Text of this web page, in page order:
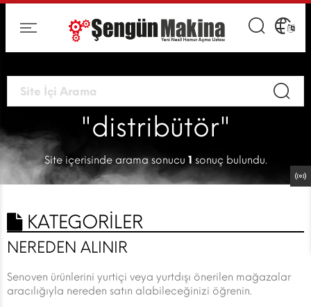
"distribütör"
Site içerisinde arama sonucu 1 sonuç bulundu.
KATEGORİLER
NEREDEN ALINIR
Senoven ürünlerini yurtiçi veya yurtdışı önerilen mağazalar
aracılığıyla nereden satın alabileceğinizi öğrenin.